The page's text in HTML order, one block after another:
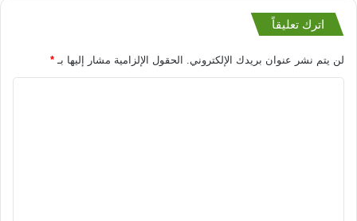
اترك تعليقاً
لن يتم نشر عنوان بريدك الإلكتروني. الحقول الإلزامية مشار إليها بـ *